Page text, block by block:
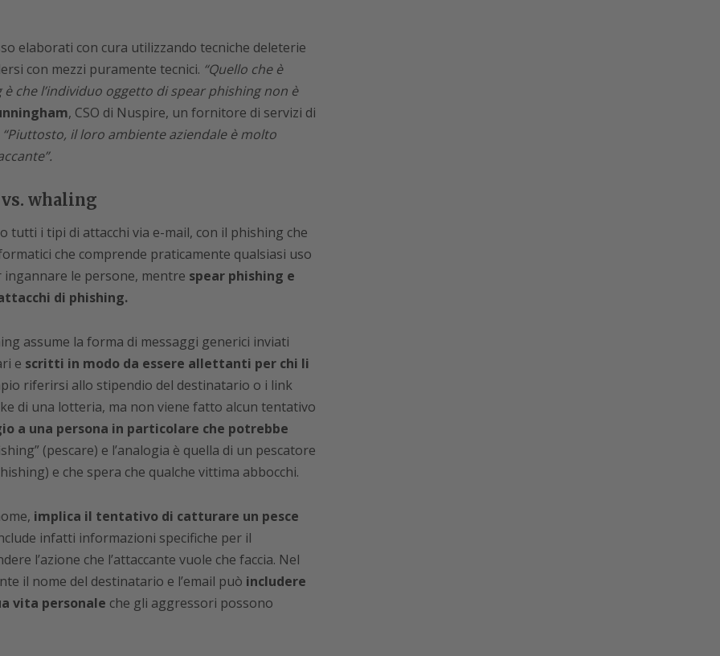
elaborati con cura utilizzando tecniche deleterie
con mezzi puramente tecnici. “Quello che è
che l’individuo oggetto di spear phishing non è
, CSO di Nuspire, un fornitore di servizi di
“Piuttosto, il loro ambiente aziendale è molto
whaling
tutti i tipi di attacchi via e-mail, con il phishing che
che comprende praticamente qualsiasi uso
le persone, mentre spear phishing e
di phishing.
assume la forma di messaggi generici inviati
e scritti in modo da essere allettanti per chi li
riferirsi allo stipendio del destinatario o i link
di una lotteria, ma non viene fatto alcun tentativo
a una persona in particolare che potrebbe
(pescare) e l’analogia è quella di un pescatore
e che spera che qualche vittima abbocchi.
implica il tentativo di catturare un pesce
infatti informazioni specifiche per il
l’azione che l’attaccante vuole che faccia. Nel
il nome del destinatario e l’email può includere
vita personale che gli aggressori possono